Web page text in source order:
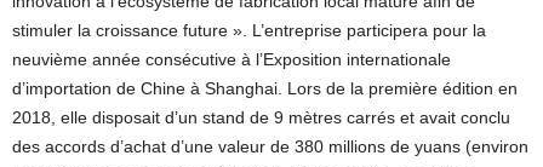
stimuler la croissance future ». L’entreprise participera pour la
neuvième année consécutive à l’Exposition internationale
d’importation de Chine à Shanghai. Lors de la première édition en
2018, elle disposait d’un stand de 9 mètres carrés et avait conclu
des accords d’achat d’une valeur de 380 millions de yuans (environ